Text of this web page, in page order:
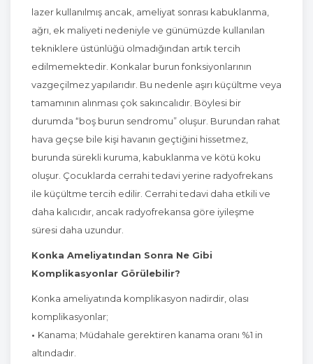
lazer kullanılmış ancak, ameliyat sonrası kabuklanma,
ağrı, ek maliyeti nedeniyle ve günümüzde kullanılan
tekniklere üstünlüğü olmadığından artık tercih
edilmemektedir. Konkalar burun fonksiyonlarının
vazgeçilmez yapılarıdır. Bu nedenle aşırı küçültme veya
tamamının alınması çok sakıncalıdır. Böylesi bir
durumda “boş burun sendromu” oluşur. Burundan rahat
hava geçse bile kişi havanın geçtiğini hissetmez,
burunda sürekli kuruma, kabuklanma ve kötü koku
oluşur. Çocuklarda cerrahi tedavi yerine radyofrekans
ile küçültme tercih edilir. Cerrahi tedavi daha etkili ve
daha kalıcıdır, ancak radyofrekansa göre iyileşme
süresi daha uzundur.
Konka Ameliyatından Sonra Ne Gibi
Komplikasyonlar Görülebilir?
Konka ameliyatında komplikasyon nadirdir, olası
komplikasyonlar;
• Kanama; Müdahale gerektiren kanama oranı %1 in
altındadır.